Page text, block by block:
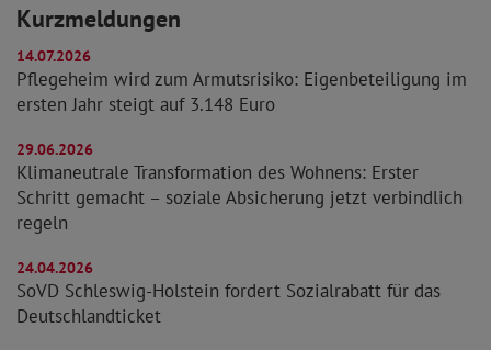
Kurzmeldungen
14.07.2026
Pflegeheim wird zum Armutsrisiko: Eigenbeteiligung im
ersten Jahr steigt auf 3.148 Euro
29.06.2026
Klimaneutrale Transformation des Wohnens: Erster
Schritt gemacht – soziale Absicherung jetzt verbindlich
regeln
24.04.2026
SoVD Schleswig-Holstein fordert Sozialrabatt für das
Deutschlandticket